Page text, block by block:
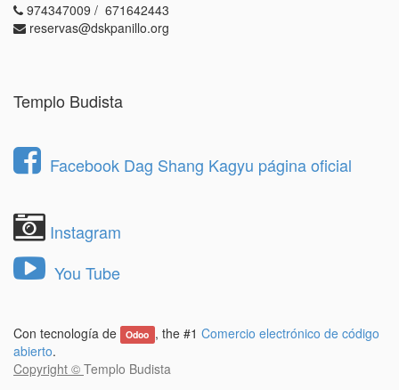
974347009 / 671642443
reservas@dskpanillo.org
Templo Budista
Facebook Dag Shang Kagyu página oficial
Instagram
You Tube
Con tecnología de Odoo , the #1 Comercio electrónico de código
abierto.
Copyright © Templo Budista